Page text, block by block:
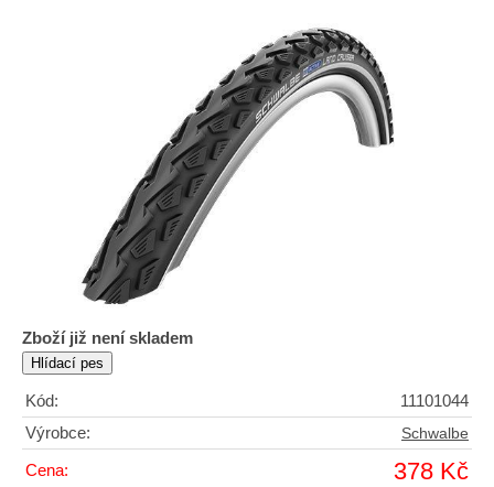
Zboží již není skladem
Kód:
11101044
Výrobce:
Schwalbe
Cena: 378 Kč